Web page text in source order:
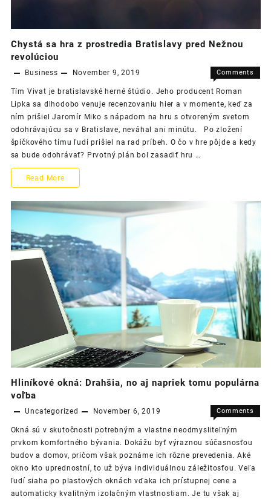
Chystá sa hra z prostredia Bratislavy pred Nežnou
revolúciou
Business November 9, 2019
Comments
Chystá
sa
hra
z
Tím Vivat je bratislavské herné štúdio. Jeho producent Roman
Lipka sa dlhodobo venuje recenzovaniu hier a v momente, keď za
ním prišiel Jaromír Miko s nápadom na hru s otvoreným svetom
odohrávajúcu sa v Bratislave, neváhal ani minútu. Po zložení
špičkového tímu ľudí prišiel na rad príbeh. O čo v hre pôjde a kedy
sa bude odohrávať? Prvotný plán bol zasadiť hru …
Chystá
z
prostredia
Bratislavy
revolúciou
Read More
Hliníkové okná: Drahšia, no aj napriek tomu populárna
voľba
Uncategorized November 6, 2019
Comments
okná:
Drahšia,
no
Okná sú v skutočnosti potrebným a vlastne neodmysliteľným
prvkom komfortného bývania. Dokážu byť výraznou súčasnosťou
budov a domov, pričom však poznáme ich rôzne prevedenia. Aké
okno kto uprednostní, to už býva individuálnou záležitosťou. Veľa
ľudí siaha po plastových oknách vďaka ich prístupnej cene a
automaticky kvalitným izolačným vlastnostiam. Je tu však aj